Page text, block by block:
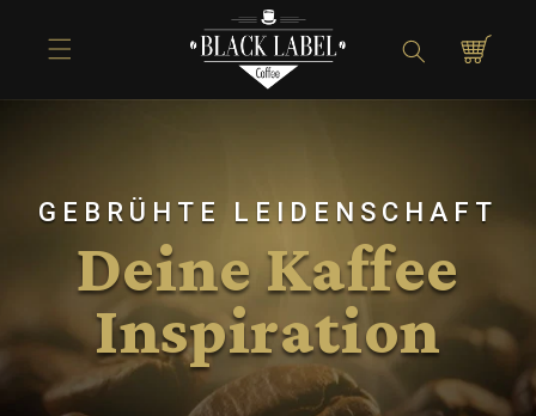
Inhalt
Warenkorb
GEBRÜHTE LEIDENSCHAFT
Deine Kaffee
Inspiration